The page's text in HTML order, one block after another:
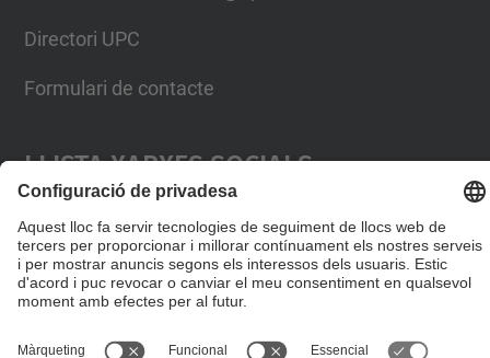
Directori UPC
Formulari de contacte
Llista Xarxes Socials